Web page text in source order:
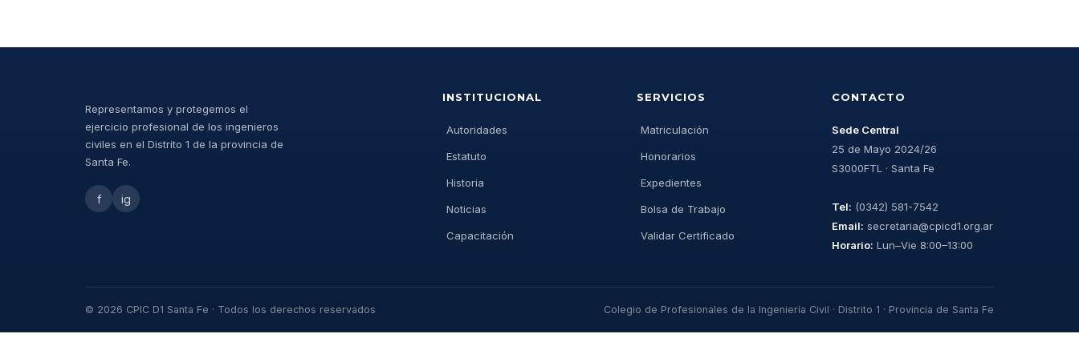
Representamos y protegemos el
ejercicio profesional de los ingenieros
civiles en el Distrito 1 de la provincia de
Santa Fe.
f ig
INSTITUCIONAL
Autoridades
Estatuto
Historia
Noticias
Capacitación
SERVICIOS
Matriculación
Honorarios
Expedientes
Bolsa de Trabajo
Validar Certificado
CONTACTO
Sede Central
25 de Mayo 2024/26
S3000FTL · Santa Fe
Tel: (0342) 581-7542
Email: secretaria@cpicd1.org.ar
Horario: Lun–Vie 8:00–13:00
© 2026 CPIC D1 Santa Fe · Todos los derechos reservados Colegio de Profesionales de la Ingeniería Civil · Distrito 1 · Provincia de Santa Fe